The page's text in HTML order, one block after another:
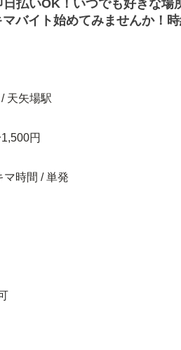
払いOK！いつでも好きな場
バイト始めてみませんか！
天矢場駅
円
マ時間 / 単発